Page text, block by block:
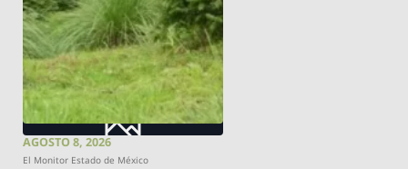
AGOSTO 8, 2026
El Monitor Estado de México